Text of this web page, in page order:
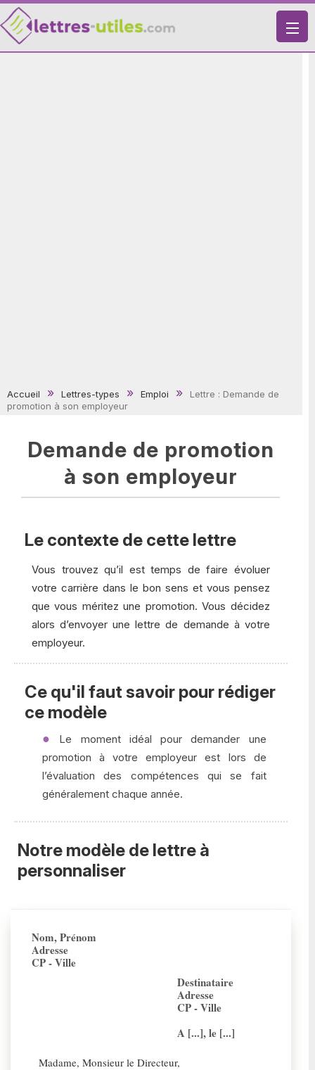
X
Accueil Lettres-types Emploi
Lettre : Demande de
promotion à son employeur
Demande de promotion
à son employeur
Le contexte de cette lettre
Vous trouvez qu’il est temps de faire évoluer
votre carrière dans le bon sens et vous pensez
que vous méritez une promotion. Vous décidez
alors d’envoyer une lettre de demande à votre
employeur.
Ce qu'il faut savoir pour rédiger
ce modèle
Le moment idéal pour demander une
promotion à votre employeur est lors de
l’évaluation des compétences qui se fait
généralement chaque année.
Notre modèle de lettre à
personnaliser
Nom, Prénom
Adresse
CP - Ville
Destinataire
Adresse
CP - Ville
A [...], le [...]
Madame, Monsieur le Directeur,